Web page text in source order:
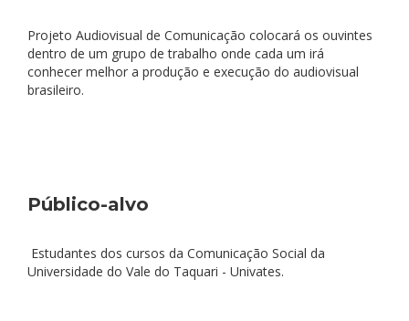
Projeto Audiovisual de Comunicação colocará os ouvintes
dentro de um grupo de trabalho onde cada um irá
conhecer melhor a produção e execução do audiovisual
brasileiro.
Público-alvo
Estudantes dos cursos da Comunicação Social da
Universidade do Vale do Taquari - Univates.